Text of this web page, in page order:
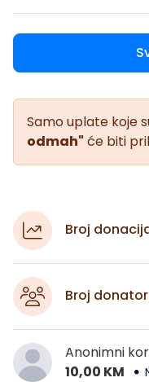
Samo uplate koje
odmah" će biti
Broj
Broj
Anonimni
10,00 KM